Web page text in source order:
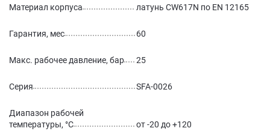
Материал корпуса латунь CW617N по EN 12165
Гарантия, мес 60
Макс. рабочее давление, бар 25
Серия SFA-0026
Диапазон рабочей
температуры, °С
от -20 до +120